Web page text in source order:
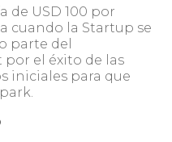
de USD 100 por
cuando la Startup se
parte del
el éxito de las
iniciales para que